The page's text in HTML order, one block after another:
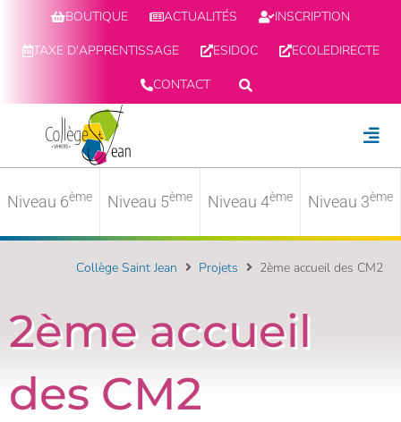
BOUTIQUE ACTUALITÉS
INSCRIPTION
TAXE D'APPRENTISSAGE
ESIDOC
ECOLEDIRECTE
CONTACT
Niveau 6ème Niveau 5ème Niveau 4ème Niveau 3ème
Collège Saint Jean Projets 2ème accueil des CM2
2ème accueil
des CM2